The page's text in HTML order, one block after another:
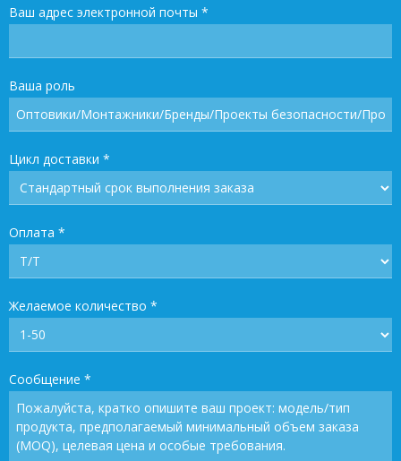
Ваш адрес электронной почты *
Ваша роль
Цикл доставки *
Оплата *
Желаемое количество *
Сообщение *